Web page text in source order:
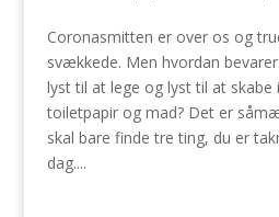
Coronasmitten er over os og
svækkede. Men hvordan
lyst til at lege og lyst til at
toiletpapir og mad? Det er
skal bare finde tre ting, du er
dag....